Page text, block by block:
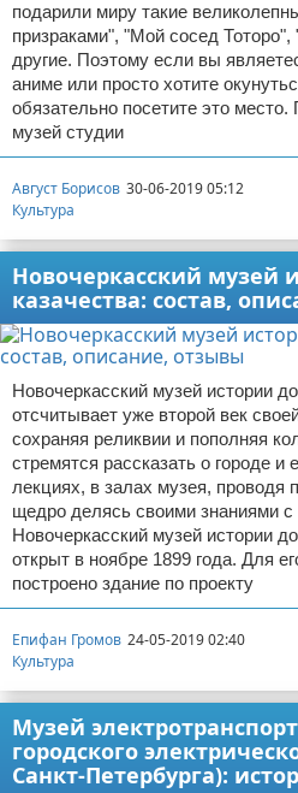
подарили миру такие
призраками", "Мой сосед
другие. Поэтому если вы
аниме или просто хотите
обязательно посетите это
музей студии
Август Борисов 30-06-2019 05:12
Культура
Новочеркасский музей
казачества: состав,
Новочеркасский музей истории
отсчитывает уже второй век
сохраняя реликвии и пополняя
стремятся рассказать о городе и
лекциях, в залах музея, проводя
щедро делясь своими знаниями с
Новочеркасский музей истории
открыт в ноябре 1899 года. Для
построено здание по проекту
Епифан Громов 24-05-2019 02:40
Культура
Музей
городского
Санкт-Петербурга):